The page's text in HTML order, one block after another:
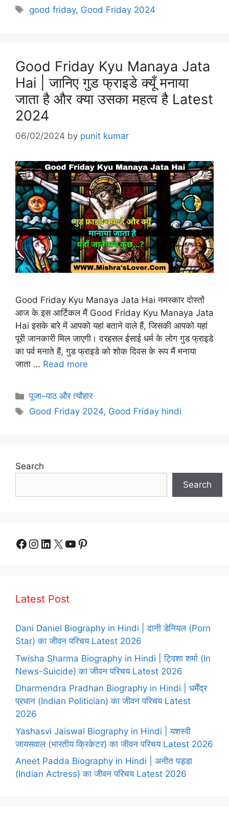
Tags
good friday, Good Friday 2024
Good Friday Kyu Manaya Jata
Hai | जानिए गुड फ्राइडे क्यूँ मनाया
जाता है और क्या उसका महत्व है Latest
2024
06/02/2024 by punit kumar
Good Friday Kyu Manaya Jata Hai नमस्कार दोस्तों
आज के इस आर्टिकल मैं Good Friday Kyu Manaya Jata
Hai इसके बारे में आपको यहां बताने वाले हैं, जिसकी आपको यहां
पूरी जानकारी मिल जाएगी। दरहसल ईसाई धर्म के लोग गुड फ्राइडे
का पर्व मनाते हैं, गुड फ्राइडे को शोक दिवस के रूप मैं मनाया
जाता … Read more
Categories
पूजा–पाठ और त्यौहार
Tags
Good Friday 2024, Good Friday hindi
Search
Search
Facebook
Instagram
LinkedIn
X YouTube
Pinterest
Latest Post
Dani Daniel Biography in Hindi | दानी डेनियल (Porn
Star) का जीवन परिचय Latest 2026
Twisha Sharma Biography in Hindi | ट्विशा शर्मा (In
News-Suicide) का जीवन परिचय Latest 2026
Dharmendra Pradhan Biography in Hindi | धर्मेंद्र
प्रधान (Indian Politician) का जीवन परिचय Latest
2026
Yashasvi Jaiswal Biography in Hindi | यशस्वी
जायसवाल (भारतीय क्रिकेटर) का जीवन परिचय Latest 2026
Aneet Padda Biography in Hindi | अनीत पड्डा
(Indian Actress) का जीवन परिचय Latest 2026